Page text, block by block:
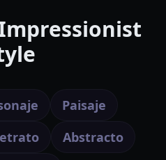
Paisaje
Abstracto